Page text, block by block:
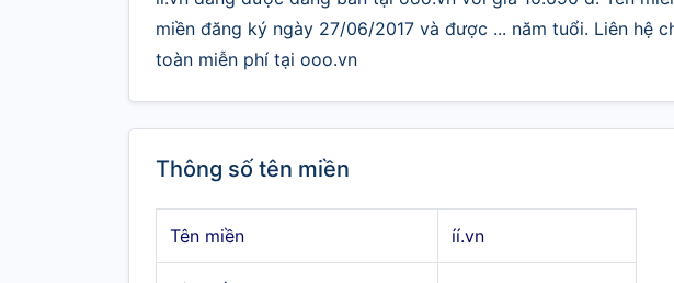
miền đăng ký ngày 27/06/2017 và được ... năm tuổi. Liên hệ
toàn miễn phí tại ooo.vn
Thông số tên miền
Tên miền íí.vn